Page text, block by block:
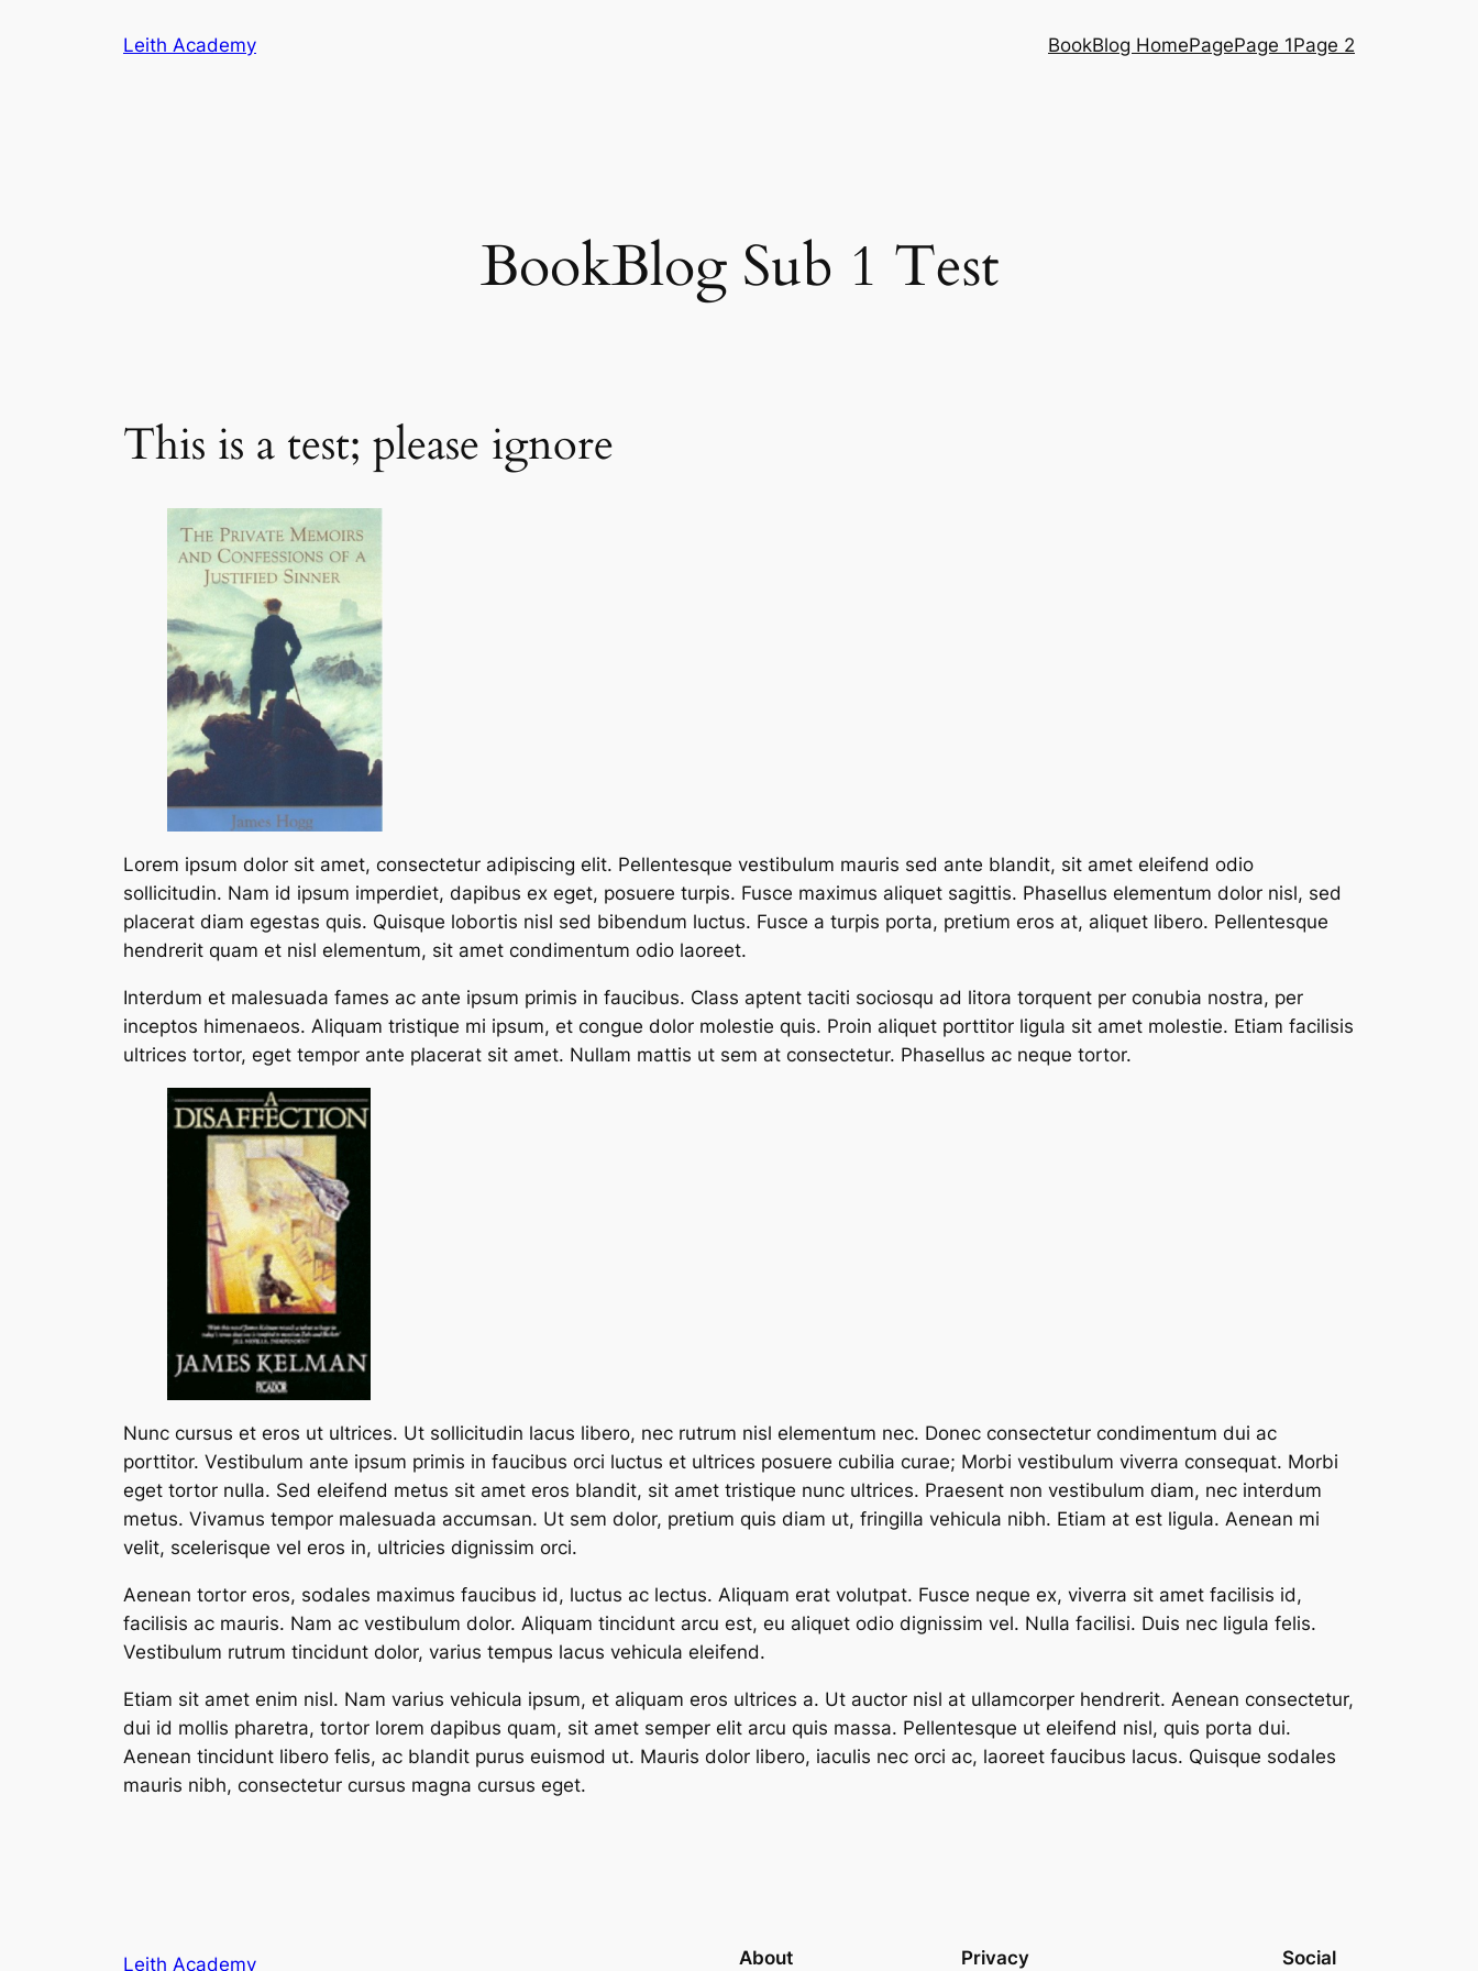
Leith Academy BookBlog HomePagePage 1Page 2
BookBlog Sub 1 Test
This is a test; please ignore
Lorem ipsum dolor sit amet, consectetur adipiscing elit. Pellentesque vestibulum mauris sed ante blandit, sit amet eleifend odio
sollicitudin. Nam id ipsum imperdiet, dapibus ex eget, posuere turpis. Fusce maximus aliquet sagittis. Phasellus elementum dolor nisl, sed
placerat diam egestas quis. Quisque lobortis nisl sed bibendum luctus. Fusce a turpis porta, pretium eros at, aliquet libero. Pellentesque
hendrerit quam et nisl elementum, sit amet condimentum odio laoreet.
Interdum et malesuada fames ac ante ipsum primis in faucibus. Class aptent taciti sociosqu ad litora torquent per conubia nostra, per
inceptos himenaeos. Aliquam tristique mi ipsum, et congue dolor molestie quis. Proin aliquet porttitor ligula sit amet molestie. Etiam facilisis
ultrices tortor, eget tempor ante placerat sit amet. Nullam mattis ut sem at consectetur. Phasellus ac neque tortor.
Nunc cursus et eros ut ultrices. Ut sollicitudin lacus libero, nec rutrum nisl elementum nec. Donec consectetur condimentum dui ac
porttitor. Vestibulum ante ipsum primis in faucibus orci luctus et ultrices posuere cubilia curae; Morbi vestibulum viverra consequat. Morbi
eget tortor nulla. Sed eleifend metus sit amet eros blandit, sit amet tristique nunc ultrices. Praesent non vestibulum diam, nec interdum
metus. Vivamus tempor malesuada accumsan. Ut sem dolor, pretium quis diam ut, fringilla vehicula nibh. Etiam at est ligula. Aenean mi
velit, scelerisque vel eros in, ultricies dignissim orci.
Aenean tortor eros, sodales maximus faucibus id, luctus ac lectus. Aliquam erat volutpat. Fusce neque ex, viverra sit amet facilisis id,
facilisis ac mauris. Nam ac vestibulum dolor. Aliquam tincidunt arcu est, eu aliquet odio dignissim vel. Nulla facilisi. Duis nec ligula felis.
Vestibulum rutrum tincidunt dolor, varius tempus lacus vehicula eleifend.
Etiam sit amet enim nisl. Nam varius vehicula ipsum, et aliquam eros ultrices a. Ut auctor nisl at ullamcorper hendrerit. Aenean consectetur,
dui id mollis pharetra, tortor lorem dapibus quam, sit amet semper elit arcu quis massa. Pellentesque ut eleifend nisl, quis porta dui.
Aenean tincidunt libero felis, ac blandit purus euismod ut. Mauris dolor libero, iaculis nec orci ac, laoreet faucibus lacus. Quisque sodales
mauris nibh, consectetur cursus magna cursus eget.
Leith Academy About Privacy Social